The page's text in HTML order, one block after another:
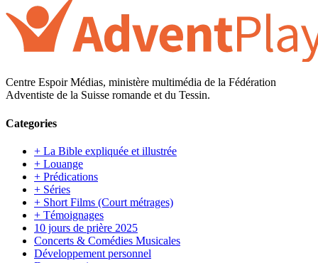
Centre Espoir Médias, ministère multimédia de la Fédération
Adventiste de la Suisse romande et du Tessin.
Categories
+ La Bible expliquée et illustrée
+ Louange
+ Prédications
+ Séries
+ Short Films (Court métrages)
+ Témoignages
10 jours de prière 2025
Concerts & Comédies Musicales
Développement personnel